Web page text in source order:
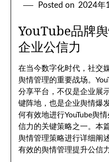
Posted on 2024年
YouTube品牌
企业公信力
在当今数字化时代，社交
舆情管理的重要战场。
分享平台，不仅是企业展
键阵地，也是企业舆情爆
何有效地进行YouTube舆
信力的关键策略之一。本
舆情管理策略进行详细阐
有效的舆情管理提升公信